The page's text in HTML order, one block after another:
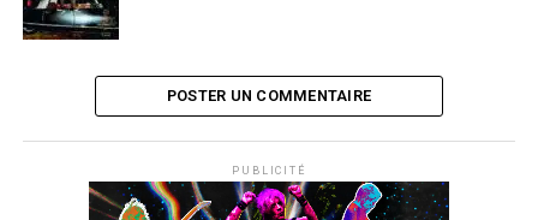
POSTER UN COMMENTAIRE
PUBLICITÉ